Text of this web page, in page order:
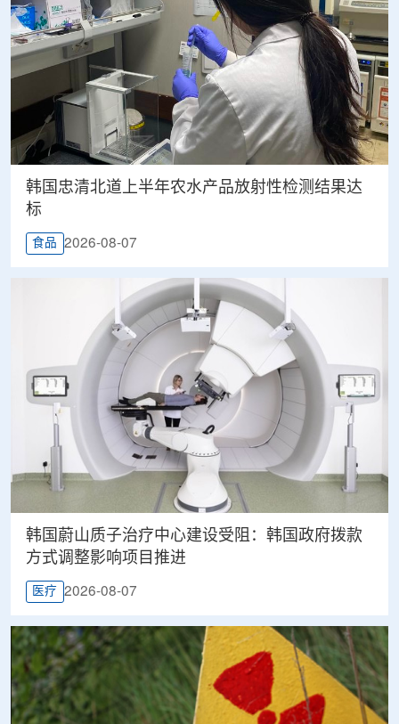
韩国忠清北道上半年农水产品放射性检测结果达
标
食品 2026-08-07
韩国蔚山质子治疗中心建设受阻：韩国政府拨款
方式调整影响项目推进
医疗 2026-08-07